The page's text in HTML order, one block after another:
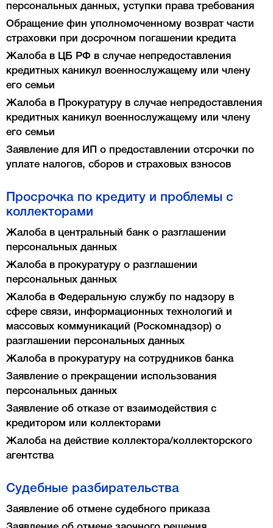
персональных данных, уступки права требования
Обращение фин уполномоченному возврат части
страховки при досрочном погашении кредита
Жалоба в ЦБ РФ в случае непредоставления
кредитных каникул военнослужащему или члену
его семьи
Жалоба в Прокуратуру в случае непредоставления
кредитных каникул военнослужащему или члену
его семьи
Заявление для ИП о предоставлении отсрочки по
уплате налогов, сборов и страховых взносов
Просрочка по кредиту и проблемы с
коллекторами
Жалоба в центральный банк о разглашении
персональных данных
Жалоба в прокуратуру о разглашении
персональных данных
Жалоба в Федеральную службу по надзору в
сфере связи, информационных технологий и
массовых коммуникаций (Роскомнадзор) о
разглашении персональных данных
Жалоба в прокуратуру на сотрудников банка
Заявление о прекращении использования
персональных данных
Заявление об отказе от взаимодействия с
кредитором или коллекторами
Жалоба на действие коллектора/коллекторского
агентства
Судебные разбирательства
Заявление об отмене судебного приказа